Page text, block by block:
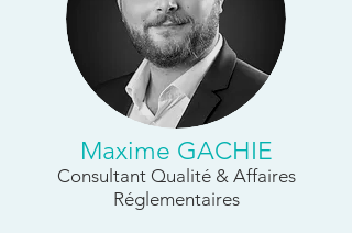
Maxime GACHIE
Consultant Qualité & Affaires
Réglementaires